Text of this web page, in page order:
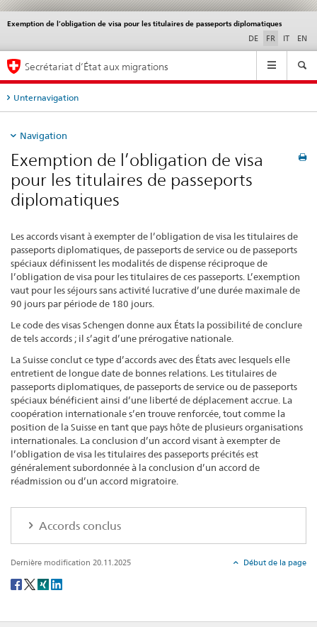
Exemption de l’obligation de visa pour les titulaires de passeports diplomatiques
DE FR IT EN
Service
Navigation
Secrétariat d’État aux migrations
Unternavigation
Navigation
Exemption de l’obligation de visa
pour les titulaires de passeports
diplomatiques
Les accords visant à exempter de l’obligation de visa les titulaires de
passeports diplomatiques, de passeports de service ou de passeports
spéciaux définissent les modalités de dispense réciproque de
l’obligation de visa pour les titulaires de ces passeports. L’exemption
vaut pour les séjours sans activité lucrative d’une durée maximale de
90 jours par période de 180 jours.
Le code des visas Schengen donne aux États la possibilité de conclure
de tels accords ; il s’agit d’une prérogative nationale.
La Suisse conclut ce type d’accords avec des États avec lesquels elle
entretient de longue date de bonnes relations. Les titulaires de
passeports diplomatiques, de passeports de service ou de passeports
spéciaux bénéficient ainsi d’une liberté de déplacement accrue. La
coopération internationale s’en trouve renforcée, tout comme la
position de la Suisse en tant que pays hôte de plusieurs organisations
internationales. La conclusion d’un accord visant à exempter de
l’obligation de visa les titulaires des passeports précités est
généralement subordonnée à la conclusion d’un accord de
réadmission ou d’un accord migratoire.
Accords conclus
Dernière modification 20.11.2025 Début de la page
Social